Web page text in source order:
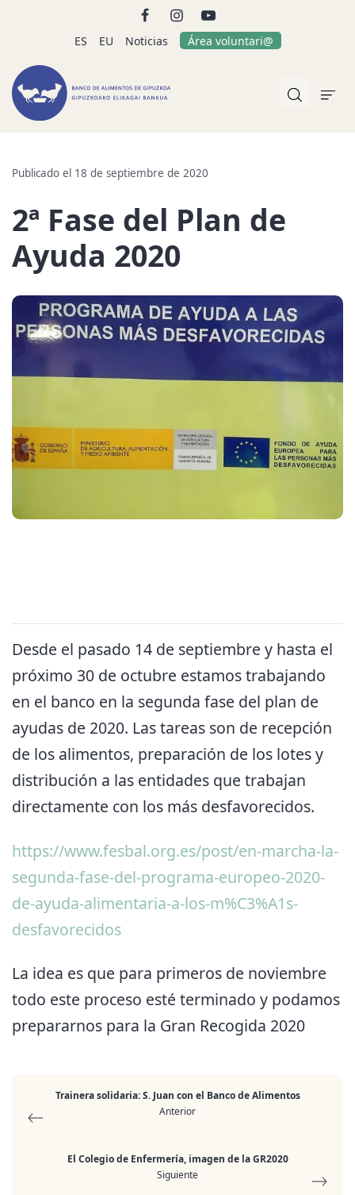
ES EU Noticias Área voluntari@
Publicado el 18 de septiembre de 2020
2ª Fase del Plan de
Ayuda 2020
Desde el pasado 14 de septiembre y hasta el
próximo 30 de octubre estamos trabajando
en el banco en la segunda fase del plan de
ayudas de 2020. Las tareas son de recepción
de los alimentos, preparación de los lotes y
distribución a las entidades que trabajan
directamente con los más desfavorecidos.
https://www.fesbal.org.es/post/en-marcha-la-
segunda-fase-del-programa-europeo-2020-
de-ayuda-alimentaria-a-los-m%C3%A1s-
desfavorecidos
La idea es que para primeros de noviembre
todo este proceso esté terminado y podamos
prepararnos para la Gran Recogida 2020
Trainera solidaria: S. Juan con el Banco de Alimentos
Anterior
El Colegio de Enfermería, imagen de la GR2020
Siguiente